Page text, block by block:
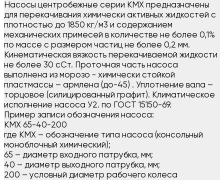
Насосы центробежные серии КМХ предназначены
для перекачивания химически активных жидкостей с
плотностью до 1850 кг/м3 и содержанием
механических примесей в количестве не более 0,1%
по массе с размером частиц не более 0,2 мм.
Кинематическая вязкость перекачиваемой жидкости
не более 30 сСт. Проточная часть насоса
выполнена из морозо - химически стойкой
пластмассы – армлена (до-45) . Уплотнение вала –
торцовое (силицированный графит). Климатическое
исполнение насоса У2. по ГОСТ 15150-69.
Пример записи обозначения насоса:
КМХ 65-40-200
где КМХ – обозначение типа насоса (консольный
моноблочный химический);
65 – диаметр входного патрубка, мм;
40 – диаметр выходного патрубка, мм;
200 – условный диаметр рабочего колеса